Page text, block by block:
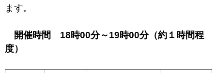
ます。
開催時間 18時00分～19時00分（約１時間程
度）